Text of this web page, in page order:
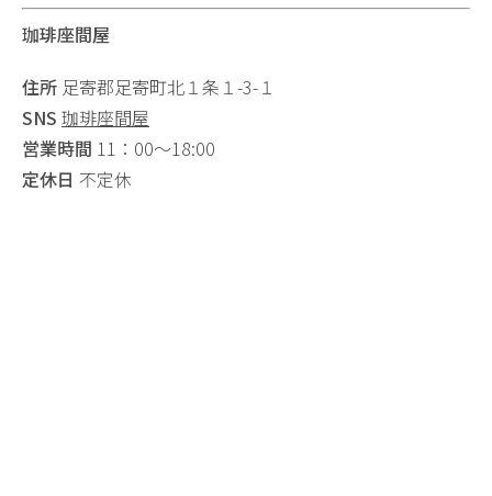
珈琲座間屋
住所 足寄郡足寄町北１条１-3-１
SNS 珈琲座間屋
営業時間 11：00～18:00
定休日 不定休